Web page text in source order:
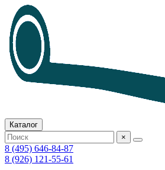
Каталог
×
8 (495) 646-84-87
8 (926) 121-55-61